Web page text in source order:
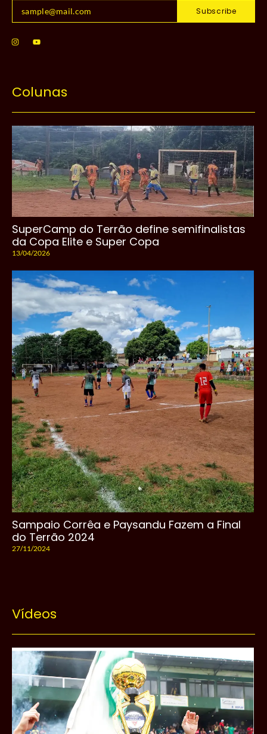
Subscribe
Colunas
SuperCamp do Terrão define semifinalistas
da Copa Elite e Super Copa
13/04/2026
Sampaio Corrêa e Paysandu Fazem a Final
do Terrão 2024
27/11/2024
Vídeos